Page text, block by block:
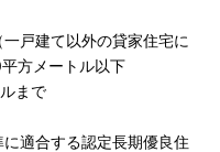
戸建て以外の貸家住宅に
方メートル以下
まで
適合する認定長期優良住